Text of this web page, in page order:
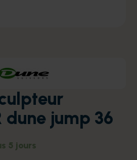
dune jump 36
5 jours